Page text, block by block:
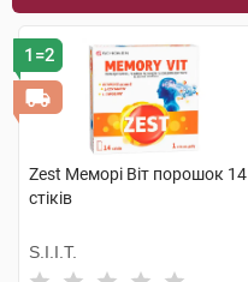
1=2
Zest Меморі Віт порошок 14
стіків
S.I.I.T.